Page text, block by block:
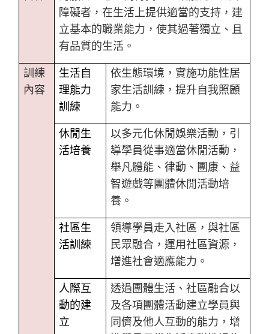
障礙者，在生活上提供適當的支持，建
立基本的職業能力，使其過著獨立、且
有品質的生活。
訓練
內容
生活自
理能力
訓練
依生態環境，實施功能性居
家生活訓練，提升自我照顧
能力。
休閒生
活培養
以多元化休閒娛樂活動，引
導學員從事適當休閒活動，
舉凡體能、律動、團康、益
智遊戲等團體休閒活動培
養。
社區生
活訓練
領導學員走入社區，與社區
民眾融合，運用社區資源，
增進社會適應能力。
人際互
動的建
立
透過團體生活、社區融合以
及各項團體活動建立學員與
同儕及他人互動的能力，增